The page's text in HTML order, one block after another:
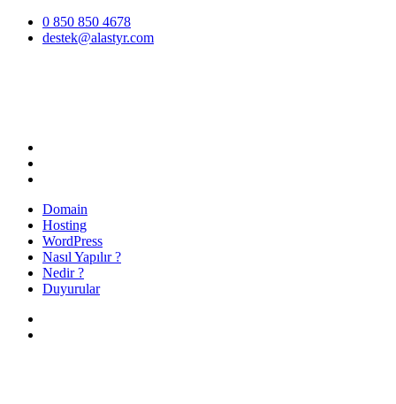
İçeriğe0 850 850 4678
destek@alastyr.com
Hosting Blog | Alastyr
Domain
Hosting
WordPress
Nasıl Yapılır ?
Nedir ?
Duyurular